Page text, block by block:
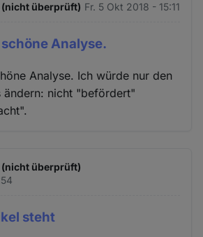
(nicht überprüft) Fr. 5 Okt 2018 - 15:11
Analyse.
Analyse. Ich würde nur den
ändern: nicht "befördert"
überprüft)
steht